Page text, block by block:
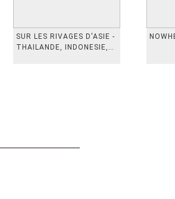
SUR LES RIVAGES D'ASIE -
THAILANDE, INDONESIE,